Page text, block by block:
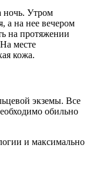
ночь. Утром
а на нее вечером
на протяжении
месте
кожа.
экземы. Все
обильно
и максимально